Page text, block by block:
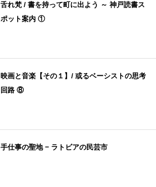
舌れ梵 / 書を持って町に出よう ～ 神戸読書ス
ポット案内 ①
映画と音楽【その１】/ 或るベーシストの思考
回路 ⑧
手仕事の聖地 − ラトビアの民芸市